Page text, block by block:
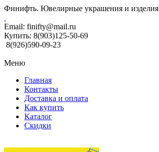
Финифть. Ювелирные украшения и изделия
Email: finifty@mail.ru
Купить: 8(903)125-50-69
8(926)590-09-23
Меню
Главная
Контакты
Доставка и оплата
Как купить
Каталог
Скидки